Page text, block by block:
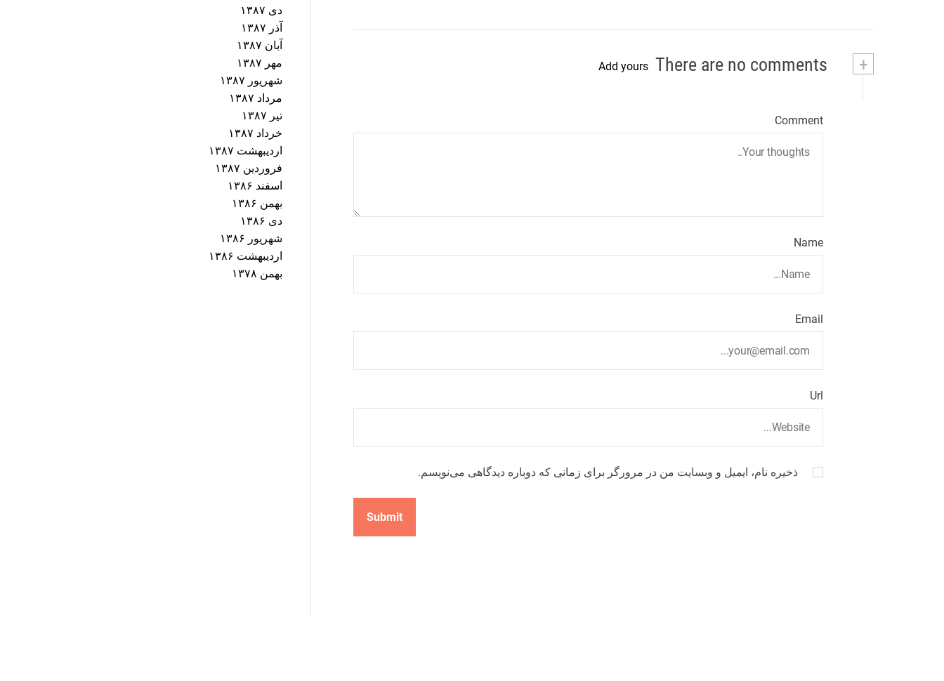
+
Add yours
Comment
Name
Email
Url
ذخیره نام، ایمیل و وبسایت من در مرورگر برای زمانی که دوباره دیدگاهی می‌نویسم.
دی ۱۳۸۷
آذر ۱۳۸۷
آبان ۱۳۸۷
مهر ۱۳۸۷
شهریور ۱۳۸۷
مرداد ۱۳۸۷
تیر ۱۳۸۷
خرداد ۱۳۸۷
اردیبهشت ۱۳۸۷
فروردین ۱۳۸۷
اسفند ۱۳۸۶
بهمن ۱۳۸۶
دی ۱۳۸۶
شهریور ۱۳۸۶
اردیبهشت ۱۳۸۶
بهمن ۱۳۷۸